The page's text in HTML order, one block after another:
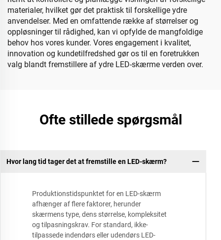
materialer, hvilket gør det praktisk til forskellige ydre
anvendelser. Med en omfattende række af størrelser og
oppløsninger til rådighed, kan vi opfylde de mangfoldige
behov hos vores kunder. Vores engagement i kvalitet,
innovation og kundetilfredshed gør os til en foretrukken
valg blandt fremstillere af ydre LED-skærme verden over.
Ofte stillede spørgsmål
Hvor lang tid tager det at fremstille en LED-skærm?
Produktionstidspunktet for en LED-skærm
afhænger af flere faktorer, herunder
skærmens type, dens størrelse, kompleksitet
og tilpasningskrav. For standard, ikke-
tilpassede indendørs eller udendørs LED-